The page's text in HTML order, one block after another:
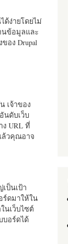
ด้ง่ายโดยไม่
นข้อมูลและ
อง Drupal
เจ้าของ
นดับเว็บ
URL ที่
ล้วคุณอาจ
ป็นเป้า
ร์ดมาให้ใน
นเว็บไซต์
บอร์ดได้